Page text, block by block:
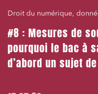
Droit du numérique,
#8 : Mesures de
pourquoi le bac à
d’abord un sujet